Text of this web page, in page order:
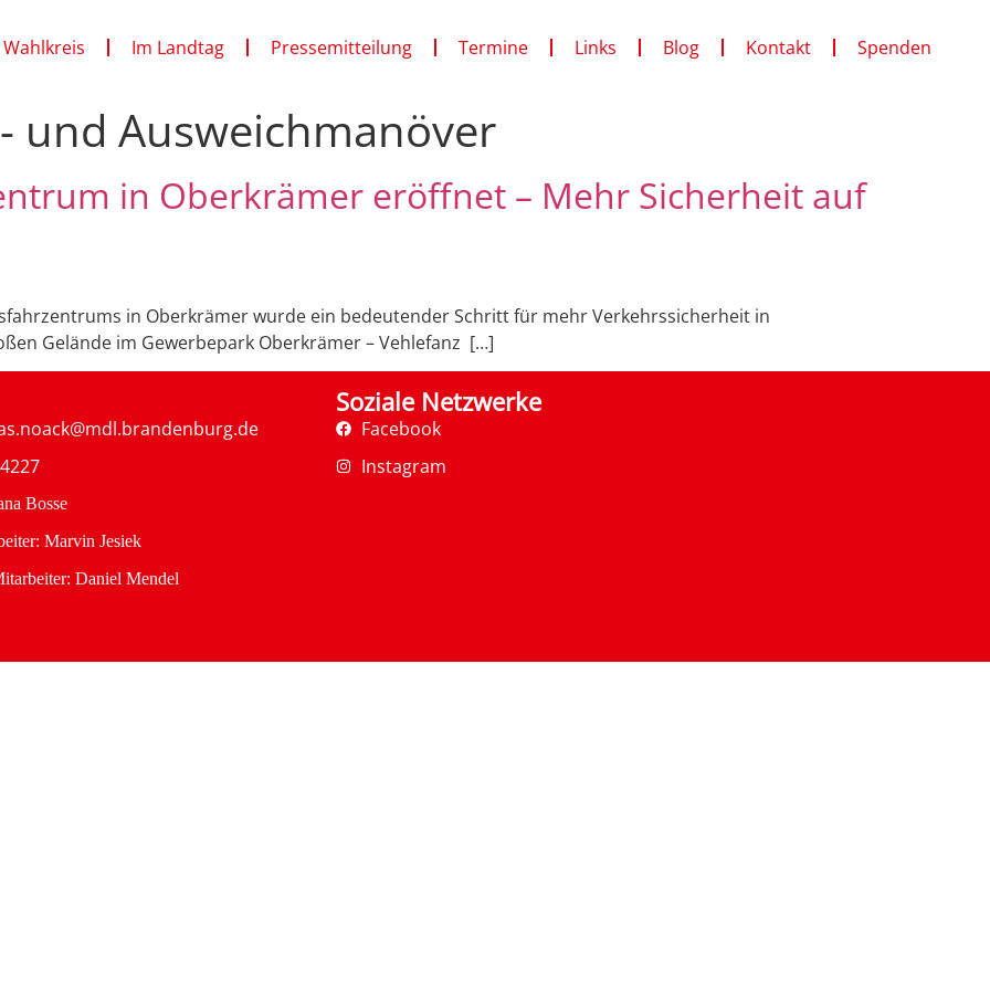
Im Landtag Pressemitteilung Termine Links Blog Kontakt Spenden
und Ausweichmanöver
in Oberkrämer eröffnet – Mehr Sicherheit auf
in Oberkrämer wurde ein bedeutender Schritt für mehr Verkehrssicherheit in
Gelände im Gewerbepark Oberkrämer – Vehlefanz […]
Bosse
Marvin Jesiek
Daniel Mendel
Soziale Netzwerke
Facebook
Instagram